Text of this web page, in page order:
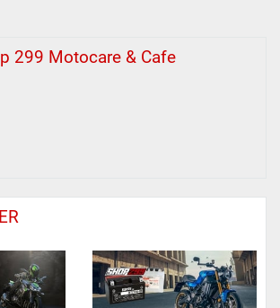
299 Motocare & Cafe